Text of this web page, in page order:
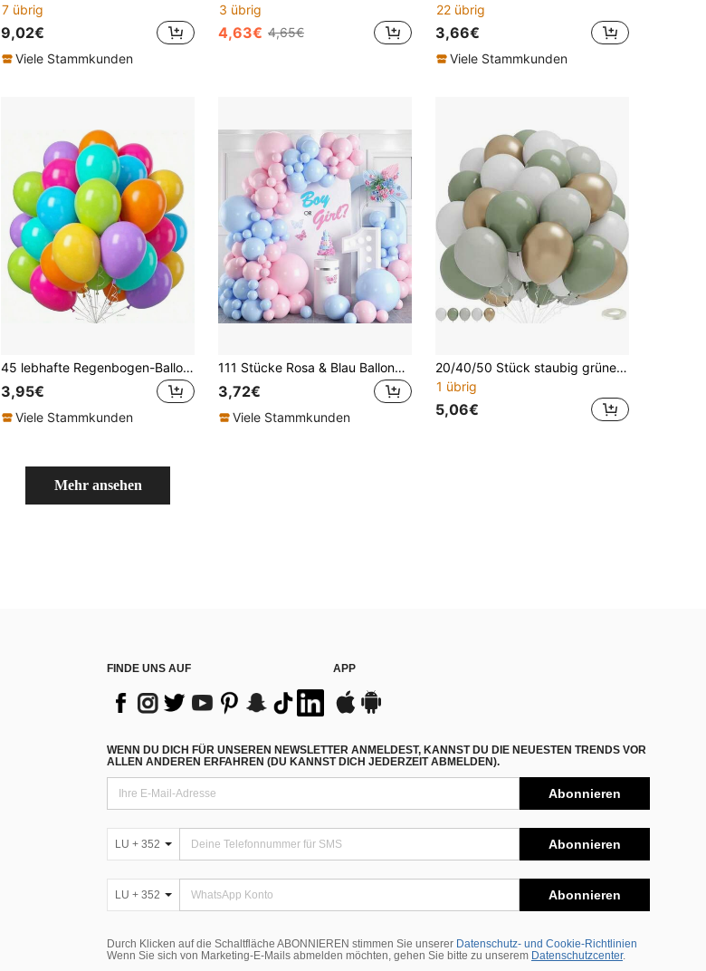
7 übrig
9,02€
Viele Stammkunden
3 übrig
4,63€ 4,65€
22 übrig
3,66€
Viele Stammkunden
45 lebhafte Regenbogen-Ballons - Latexmaterial, mehrfarbig, perfekter Bogen, zufällige Farben - ideal für Geburtstag, Hochzeit, Babyparty, Verlobungsparty, DIY-Partydekorationen, Schulanfang und Valentinstag-Veranstaltungen
3,95€
Viele Stammkunden
111 Stücke Rosa & Blau Ballonbogen Set, Hellrosa & Hellblau Macaron Ballon Girlande Kit, Geschlechteroffenbarung, Braut, Babyparty, Verlobung, Jahrestag, Hochzeit, Valentinstag, Geburtstagsparty Dekoration für Mädchen & Jungen
3,72€
Viele Stammkunden
20/40/50 Stück staubig grüne, weiße, goldene Ballons + 1 Stück weißes Band, salbeigrüne, olivgrüne, metallisch goldene, weiße Latex-Ballons, geeignet für Hochzeit, Verlobung, Geburtstag, Babyparty und Eukalyptus-Themen-Partydekoration
1 übrig
5,06€
Mehr ansehen
FINDE UNS AUF APP
WENN DU DICH FÜR UNSEREN NEWSLETTER ANMELDEST, KANNST DU DIE NEUESTEN TRENDS VOR
ALLEN ANDEREN ERFAHREN (DU KANNST DICH JEDERZEIT ABMELDEN).
Abonnieren
LU + 352 Abonnieren
LU + 352 Abonnieren
Durch Klicken auf die Schaltfläche ABONNIEREN stimmen Sie unserer Datenschutz- und Cookie-Richtlinien
Wenn Sie sich von Marketing-E-Mails abmelden möchten, gehen Sie bitte zu unserem Datenschutzcenter.